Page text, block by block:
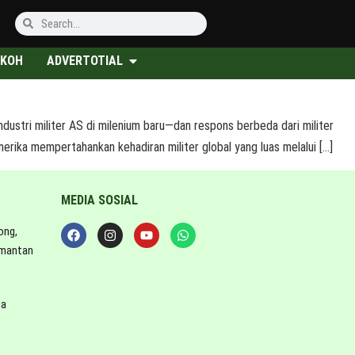
ADVERTOTIAL
militer AS di milenium baru—dan respons berbeda dari militer
mempertahankan kehadiran militer global yang luas melalui […]
MEDIA SOSIAL